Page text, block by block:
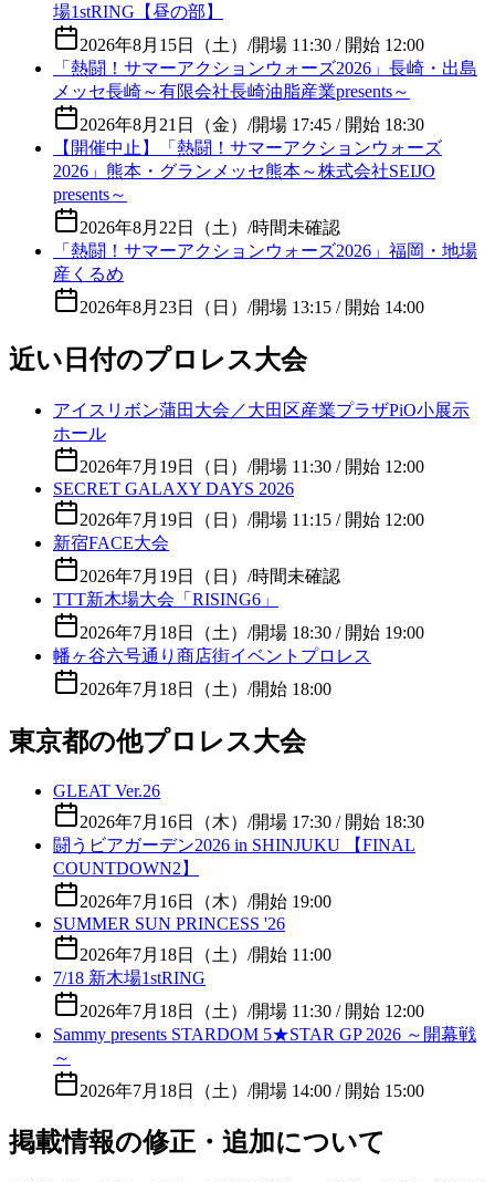
場1stRING【昼の部】
2026年8月15日（土） /開場 11:30 / 開始 12:00
「熱闘！サマーアクションウォーズ2026」長崎・出島
メッセ長崎～有限会社長崎油脂産業presents～
2026年8月21日（金） /開場 17:45 / 開始 18:30
【開催中止】「熱闘！サマーアクションウォーズ
2026」熊本・グランメッセ熊本～株式会社SEIJO
presents～
2026年8月22日（土） /時間未確認
「熱闘！サマーアクションウォーズ2026」福岡・地場
産くるめ
2026年8月23日（日） /開場 13:15 / 開始 14:00
近い日付のプロレス大会
アイスリボン蒲田大会／大田区産業プラザPiO小展示
ホール
2026年7月19日（日） /開場 11:30 / 開始 12:00
SECRET GALAXY DAYS 2026
2026年7月19日（日） /開場 11:15 / 開始 12:00
新宿FACE大会
2026年7月19日（日） /時間未確認
TTT新木場大会「RISING6」
2026年7月18日（土） /開場 18:30 / 開始 19:00
幡ヶ谷六号通り商店街イベントプロレス
2026年7月18日（土） /開始 18:00
東京都の他プロレス大会
GLEAT Ver.26
2026年7月16日（木） /開場 17:30 / 開始 18:30
闘うビアガーデン2026 in SHINJUKU 【FINAL
COUNTDOWN2】
2026年7月16日（木） /開始 19:00
SUMMER SUN PRINCESS '26
2026年7月18日（土） /開始 11:00
7/18 新木場1stRING
2026年7月18日（土） /開場 11:30 / 開始 12:00
Sammy presents STARDOM 5★STAR GP 2026 ～開幕戦
～
2026年7月18日（土） /開場 14:00 / 開始 15:00
掲載情報の修正・追加について